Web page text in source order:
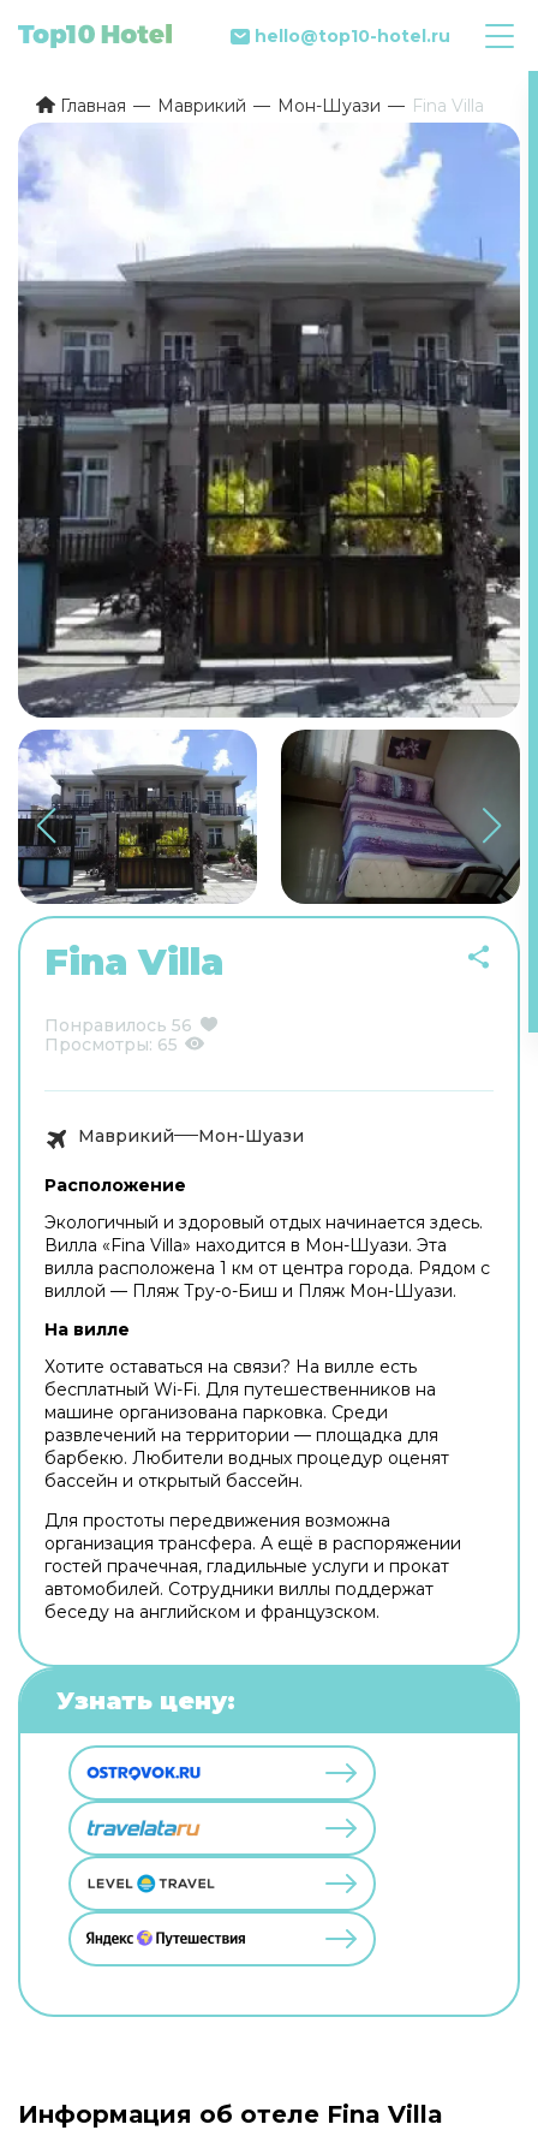
hello@top10-hotel.ru
Главная Маврикий Мон-Шуази Fina Villa
Fina Villa
Понравилось 56
Просмотры: 65
Маврикий Мон-Шуази
Расположение
Экологичный и здоровый отдых начинается здесь.
Вилла «Fina Villa» находится в Мон-Шуази. Эта
вилла расположена 1 км от центра города. Рядом с
виллой — Пляж Тру-о-Биш и Пляж Мон-Шуази.
На вилле
Хотите оставаться на связи? На вилле есть
бесплатный Wi-Fi. Для путешественников на
машине организована парковка. Среди
развлечений на территории — площадка для
барбекю. Любители водных процедур оценят
бассейн и открытый бассейн.
Для простоты передвижения возможна
организация трансфера. А ещё в распоряжении
гостей прачечная, гладильные услуги и прокат
автомобилей. Сотрудники виллы поддержат
беседу на английском и французском.
Узнать цену:
Информация об отеле Fina Villa